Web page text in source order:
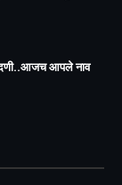
आपले नाव